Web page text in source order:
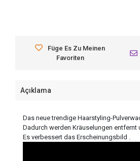
Füge Es Zu Meinen
Favoriten
Açıklama
Das neue trendige Haarstyling-
Dadurch werden Kräuselungen
Es verbessert das Erscheinungsbild .